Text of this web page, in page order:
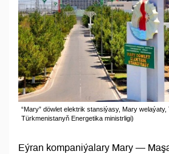
“Mary” döwlet elektrik stansiýasy, Mary
Türkmenistanyň Energetika ministrligi)
Eýran kompaniýalary Mary —